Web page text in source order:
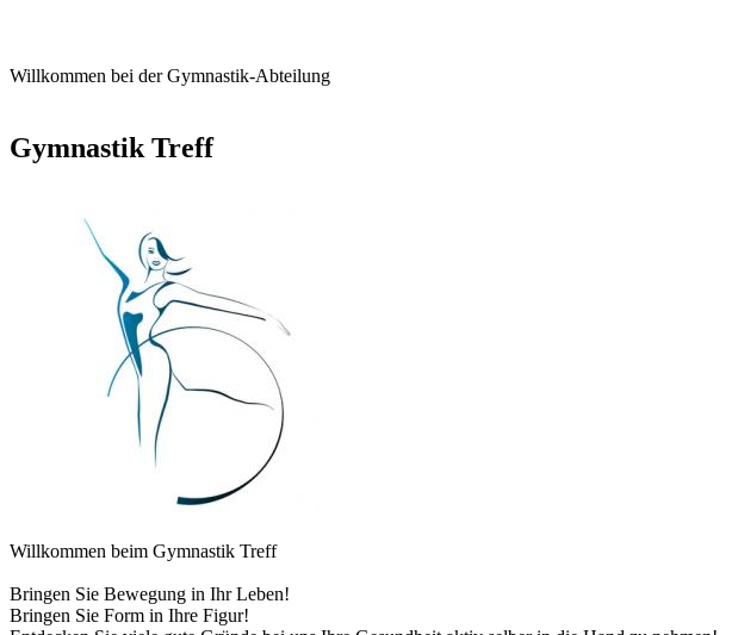
Willkommen bei der Gymnastik-Abteilung
Gymnastik Treff
Willkommen beim Gymnastik Treff
Bringen Sie Bewegung in Ihr Leben!
Bringen Sie Form in Ihre Figur!